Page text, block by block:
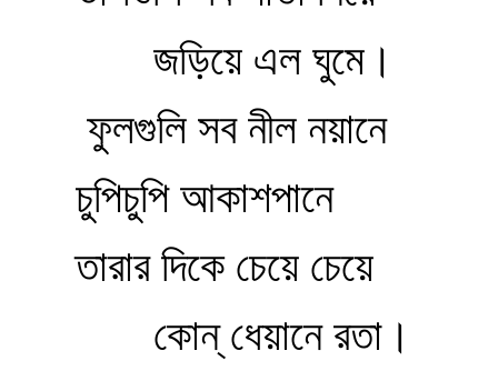
জড়িয়ে এল ঘুমে।
ফুলগুলি সব নীল নয়ানে
চুপিচুপি আকাশপানে
তারার দিকে চেয়ে চেয়ে
কোন্‌ ধেয়ানে রতা।